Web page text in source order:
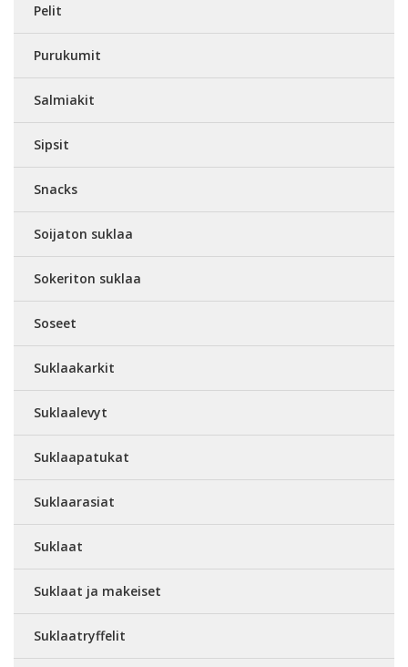
Pelit
Purukumit
Salmiakit
Sipsit
Snacks
Soijaton suklaa
Sokeriton suklaa
Soseet
Suklaakarkit
Suklaalevyt
Suklaapatukat
Suklaarasiat
Suklaat
Suklaat ja makeiset
Suklaatryffelit